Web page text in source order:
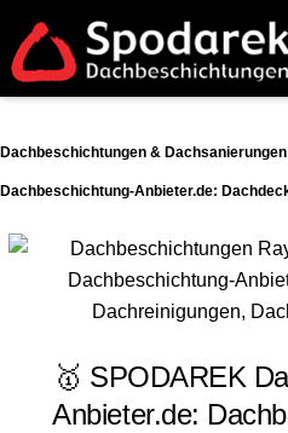
Dachbeschichtungen &
Dachbeschichtung-Anbieter.de:
🥇 SPODAREK
Anbieter.de: